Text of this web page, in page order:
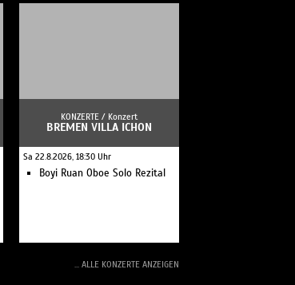
KONZERTE / Konzert
BREMEN VILLA ICHON
Sa 22.8.2026, 18:30 Uhr
Boyi Ruan Oboe Solo Rezital
... ALLE KONZERTE ANZEIGEN